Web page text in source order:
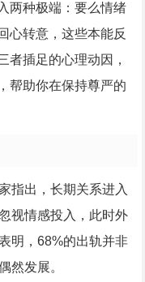
两种极端：要么情绪
心转意，这些本能反
者插足的心理动因，
帮助你在保持尊严的
指出，长期关系进入
视情感投入，此时外
明，68%的出轨并非
然发展。